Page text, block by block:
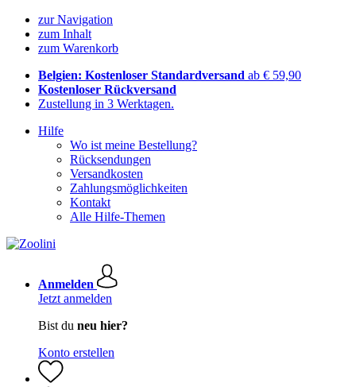
zur Navigation
zum Inhalt
zum Warenkorb
Belgien: Kostenloser Standardversand ab € 59,90
Kostenloser Rückversand
Zustellung in 3 Werktagen.
Hilfe
Wo ist meine Bestellung?
Rücksendungen
Versandkosten
Zahlungsmöglichkeiten
Kontakt
Alle Hilfe-Themen
Anmelden
Jetzt anmelden
Bist du neu hier?
Konto erstellen